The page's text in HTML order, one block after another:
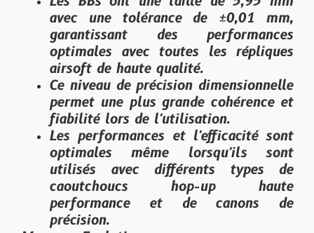
avec une tolérance de ±0,01 mm,
garantissant des performances
optimales avec toutes les répliques
airsoft de haute qualité.
Ce niveau de précision dimensionnelle
permet une plus grande cohérence et
fiabilité lors de l'utilisation.
Les performances et l'efficacité sont
optimales même lorsqu'ils sont
utilisés avec différents types de
caoutchoucs hop-up haute
performance et de canons de
précision.